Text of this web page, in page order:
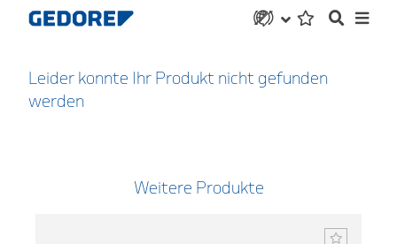
Leider konnte Ihr Produkt nicht gefunden
werden
Weitere Produkte